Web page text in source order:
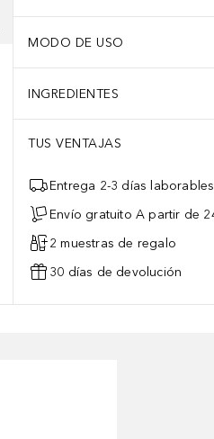
MODO DE USO
INGREDIENTES
TUS VENTAJAS
Entrega 2-3 días laborables
Envío gratuito A partir de
2 muestras de regalo
30 días de devolución